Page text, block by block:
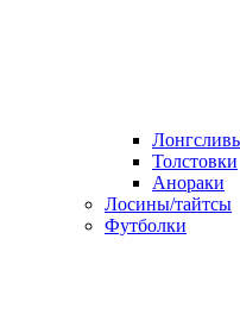
Толстовки
Анораки
Лосины/тайтсы
Футболки